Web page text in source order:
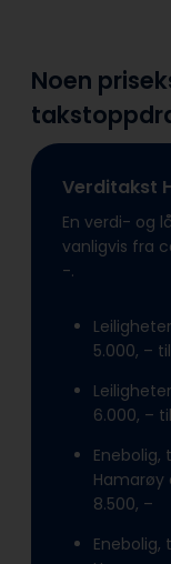
Noen
Verditakst
En verdi- og
vanligvis fra
-.
5.000, –
6.000, –
Enebolig,
Hamarøy
8.500, –
Enebolig,